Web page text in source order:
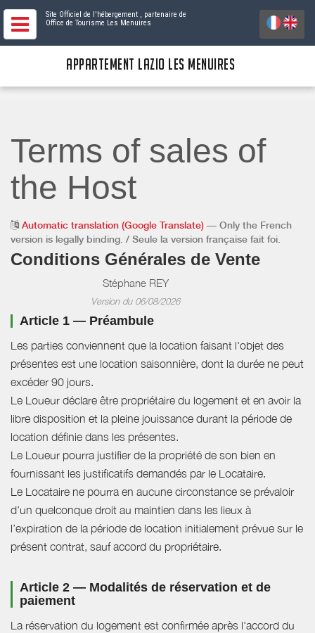
Site Officiel de l'hébergement , partenaire de
Office de Tourisme Les Menuires
APPARTEMENT LAZIO LES MENUIRES
Terms of sales of
the Host
Automatic translation (Google Translate) — Only the French
version is legally binding. / Seule la version française fait foi.
Conditions Générales de Vente
Stéphane REY
Version du 06/08/2026
Article 1 — Préambule
Les parties conviennent que la location faisant l'objet des
présentes est une location saisonnière, dont la durée ne peut
excéder 90 jours.
Le Loueur déclare être propriétaire du logement et en avoir la
libre disposition et la pleine jouissance durant la période de
location définie dans les présentes.
Le Loueur pourra justifier de la propriété de son bien en
fournissant les justificatifs demandés par le Locataire.
Le Locataire ne pourra en aucune circonstance se prévaloir
d’un quelconque droit au maintien dans les lieux à
l’expiration de la période de location initialement prévue sur le
présent contrat, sauf accord du propriétaire.
Article 2 — Modalités de réservation et de
paiement
La réservation du logement est confirmée après l'accord du